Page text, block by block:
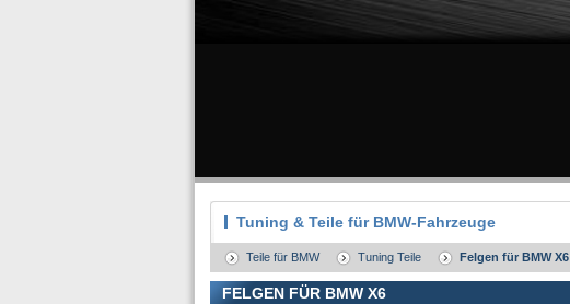
Tuning & Teile für BMW-Fahrzeuge
Teile für BMW Tuning Teile Felgen für BMW X6
FELGEN FÜR BMW X6